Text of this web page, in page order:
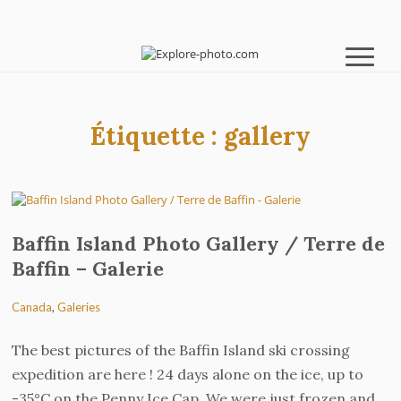
Étiquette : gallery
Baffin Island Photo Gallery / Terre de
Baffin – Galerie
Canada,Galeries
The best pictures of the Baffin Island ski crossing
expedition are here ! 24 days alone on the ice, up to